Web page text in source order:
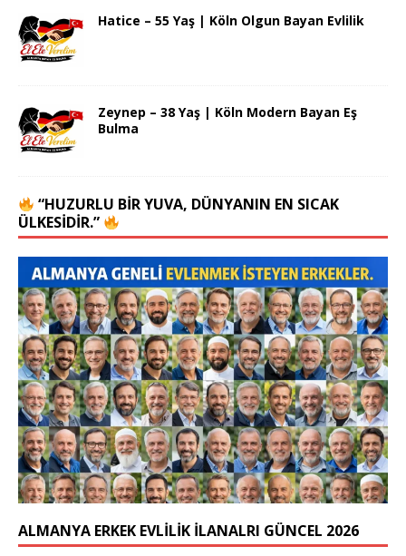
Hatice – 55 Yaş | Köln Olgun Bayan Evlilik
Zeynep – 38 Yaş | Köln Modern Bayan Eş
Bulma
“HUZURLU BIR YUVA, DÜNYANIN EN SICAK
ÜLKESIDIR.”
ALMANYA ERKEK EVLİLİK İLANALRI GÜNCEL 2026